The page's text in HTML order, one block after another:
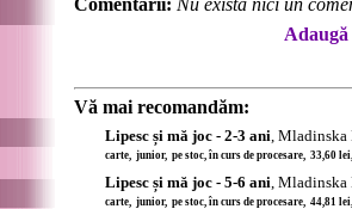
Comentarii: Nu există nici un
Vă mai recomandăm:
Lipesc și mă joc - 2-3 ani, Mladinska
carte, junior, pe stoc, în curs de procesare, 33,60
Lipesc și mă joc - 5-6 ani, Mladinska
carte, junior, pe stoc, în curs de procesare, 44,81